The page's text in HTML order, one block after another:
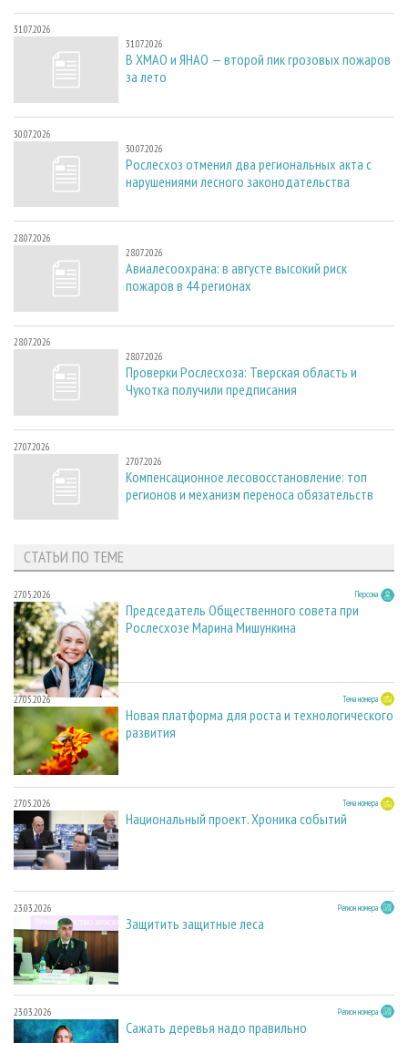
31.07.2026
31.07.2026
В ХМАО и ЯНАО — второй пик грозовых пожаров
за лето
30.07.2026
30.07.2026
Рослесхоз отменил два региональных акта с
нарушениями лесного законодательства
28.07.2026
28.07.2026
Авиалесоохрана: в августе высокий риск
пожаров в 44 регионах
28.07.2026
28.07.2026
Проверки Рослесхоза: Тверская область и
Чукотка получили предписания
27.07.2026
27.07.2026
Компенсационное лесовосстановление: топ
регионов и механизм переноса обязательств
СТАТЬИ ПО ТЕМЕ
27.05.2026 Персона
Председатель Общественного совета при
Рослесхозе Марина Мишункина
27.05.2026 Тема номера
Новая платформа для роста и технологического
развития
27.05.2026 Тема номера
Национальный проект. Хроника событий
23.03.2026 Регион номера
Защитить защитные леса
23.03.2026 Регион номера
Сажать деревья надо правильно